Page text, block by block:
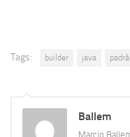
Tags: builder java
Ballem
Marcio